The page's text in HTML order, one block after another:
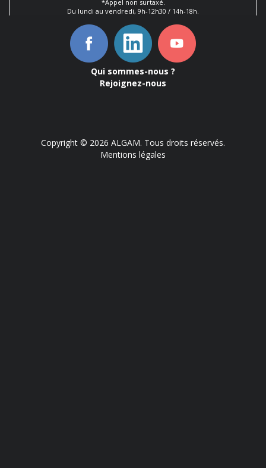
*Appel non surtaxé.
Du lundi au vendredi, 9h-12h30 / 14h-18h.
Qui sommes-nous ?
Rejoignez-nous
Copyright © 2026 ALGAM. Tous droits réservés.
Mentions légales